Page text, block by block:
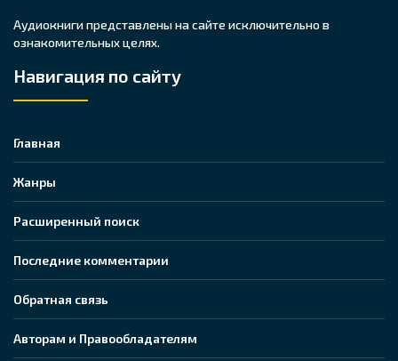
Аудиокниги представлены на сайте исключительно в
ознакомительных целях.
Навигация по сайту
Главная
Жанры
Расширенный поиск
Последние комментарии
Обратная связь
Авторам и Правообладателям